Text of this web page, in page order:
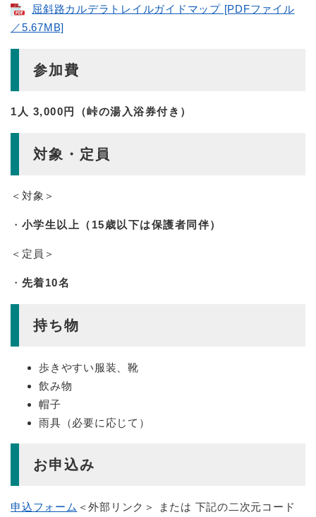
屈斜路カルデラトレイルガイドマップ [PDFファイル
／5.67MB]
参加費
1人 3,000円（峠の湯入浴券付き）
​対象・定員​
＜対象＞
・ 小学生以上（15歳以下は保護者同伴）
＜定員＞
・ 先着10名
持ち物
歩きやすい服装、靴
飲み物
帽子
雨具（必要に応じて）
お申込み
​申込フォーム ＜外部リンク＞
または 下記の二次元コード